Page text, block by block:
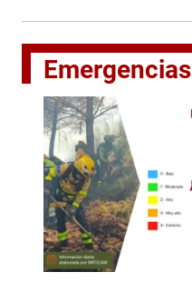
Emergencias